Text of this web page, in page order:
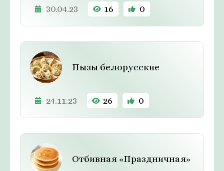
30.04.23 16 0
Пызы белорусские
24.11.23 26 0
Отбивная «Праздничная»